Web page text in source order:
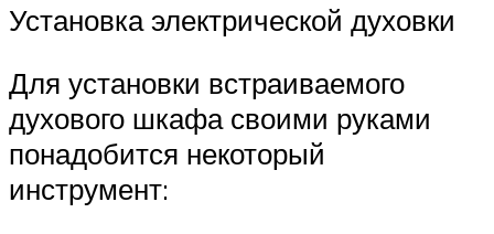
Установка электрической духовки
Для установки встраиваемого
духового шкафа своими руками
понадобится некоторый
инструмент: